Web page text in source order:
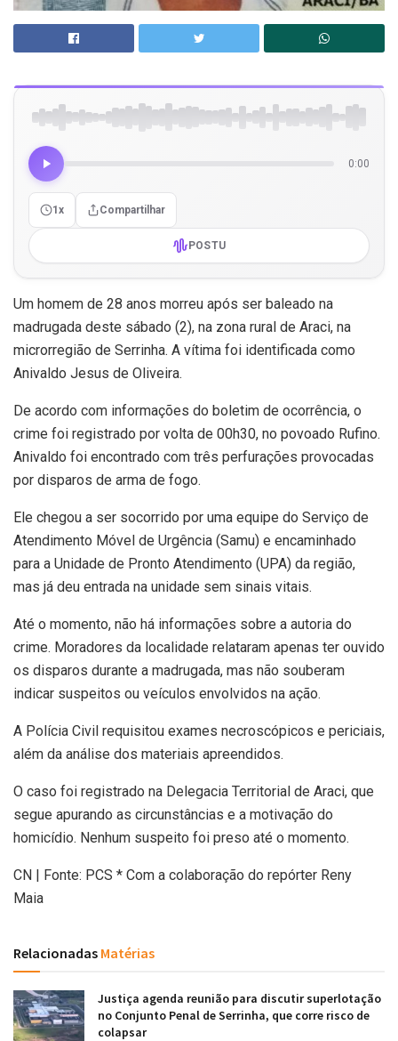
0:00
1x Compartilhar
POSTU
Um homem de 28 anos morreu após ser baleado na
madrugada deste sábado (2), na zona rural de Araci, na
microrregião de Serrinha. A vítima foi identificada como
Anivaldo Jesus de Oliveira.
De acordo com informações do boletim de ocorrência, o
crime foi registrado por volta de 00h30, no povoado Rufino.
Anivaldo foi encontrado com três perfurações provocadas
por disparos de arma de fogo.
Ele chegou a ser socorrido por uma equipe do Serviço de
Atendimento Móvel de Urgência (Samu) e encaminhado
para a Unidade de Pronto Atendimento (UPA) da região,
mas já deu entrada na unidade sem sinais vitais.
Até o momento, não há informações sobre a autoria do
crime. Moradores da localidade relataram apenas ter ouvido
os disparos durante a madrugada, mas não souberam
indicar suspeitos ou veículos envolvidos na ação.
A Polícia Civil requisitou exames necroscópicos e periciais,
além da análise dos materiais apreendidos.
O caso foi registrado na Delegacia Territorial de Araci, que
segue apurando as circunstâncias e a motivação do
homicídio. Nenhum suspeito foi preso até o momento.
CN | Fonte: PCS * Com a colaboração do repórter Reny
Maia
Relacionadas Matérias
Justiça agenda reunião para discutir superlotação
no Conjunto Penal de Serrinha, que corre risco de
colapsar